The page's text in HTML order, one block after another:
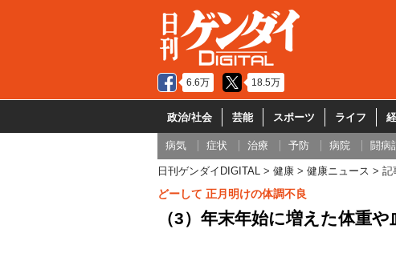
6.6万 18.5万
政治/社会 芸能 スポーツ ライフ
病気 症状 治療 予防 病院 闘病
日刊ゲンダイDIGITAL 健康 健康ニュース 記
どーして 正月明けの体調不良
（3）年末年始に増えた体重